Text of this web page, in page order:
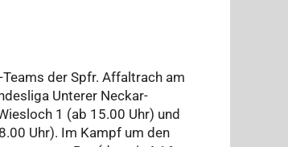
der Spfr. Affaltrach am
Unterer Neckar-
1 (ab 15.00 Uhr) und
Uhr). Im Kampf um den